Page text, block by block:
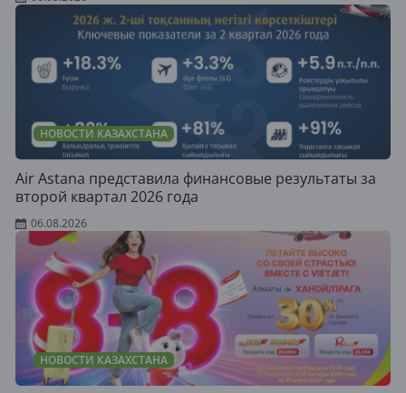
НОВОСТИ КАЗАХСТАНА
Air Astana представила финансовые результаты за
второй квартал 2026 года
06.08.2026
НОВОСТИ КАЗАХСТАНА